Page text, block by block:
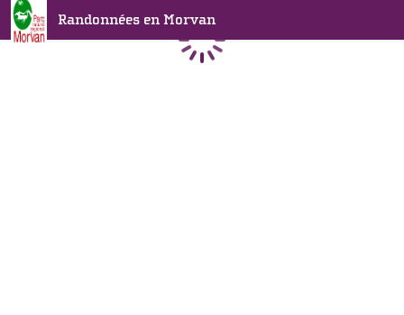
Randonnées en Morvan
Chargement